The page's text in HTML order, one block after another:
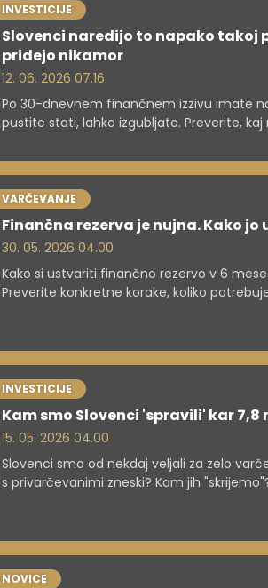
INVESTICIJE
Slovenci naredijo to napako takoj
pridejo nikamor
12. 06. 2026 07.16
Po 30-dnevnem finančnem izzivu imate
pustite stati, lahko izgubljate. Preverite, kaj
VARČEVANJE
Finančna rezerva je nujna. Kako
30. 05. 2026 04.00
Kako si ustvariti finančno rezervo v 6
Preverite konkretne korake, koliko
INVESTICIJE
Kam smo Slovenci 'spravili' kar
15. 05. 2026 04.00
Slovenci smo od nekdaj veljali za zelo
s privarčevanimi zneski? Kam jih
NOVICE